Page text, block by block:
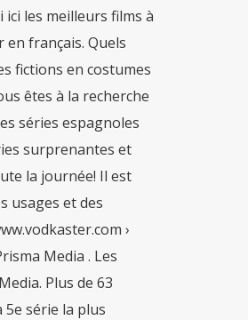
les meilleurs films à
français. Quels
fictions en costumes
êtes à la recherche
séries espagnoles
surprenantes et
la journée! Il est
usages et des
›
Media . Les
Plus de 63
série la plus